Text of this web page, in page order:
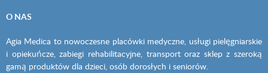
O NAS
Agia Medica to nowoczesne placówki medyczne, usługi pielęgniarskie
i opiekuńcze, zabiegi rehabilitacyjne, transport oraz sklep z szeroką
gamą produktów dla dzieci, osób dorosłych i seniorów.